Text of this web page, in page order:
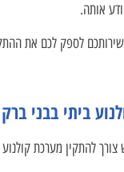
אותה.
לספק לכם את
ביתי בבני
להתקין מערכת